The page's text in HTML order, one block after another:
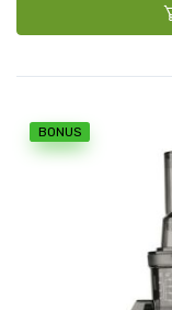
BONUS